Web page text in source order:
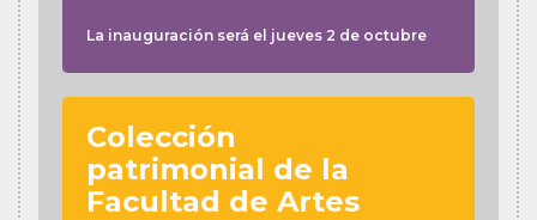
La inauguración será el jueves 2 de octubre
Colección
patrimonial de la
Facultad de Artes